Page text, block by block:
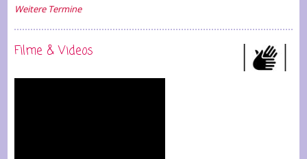
Weitere Termine
Filme & Videos